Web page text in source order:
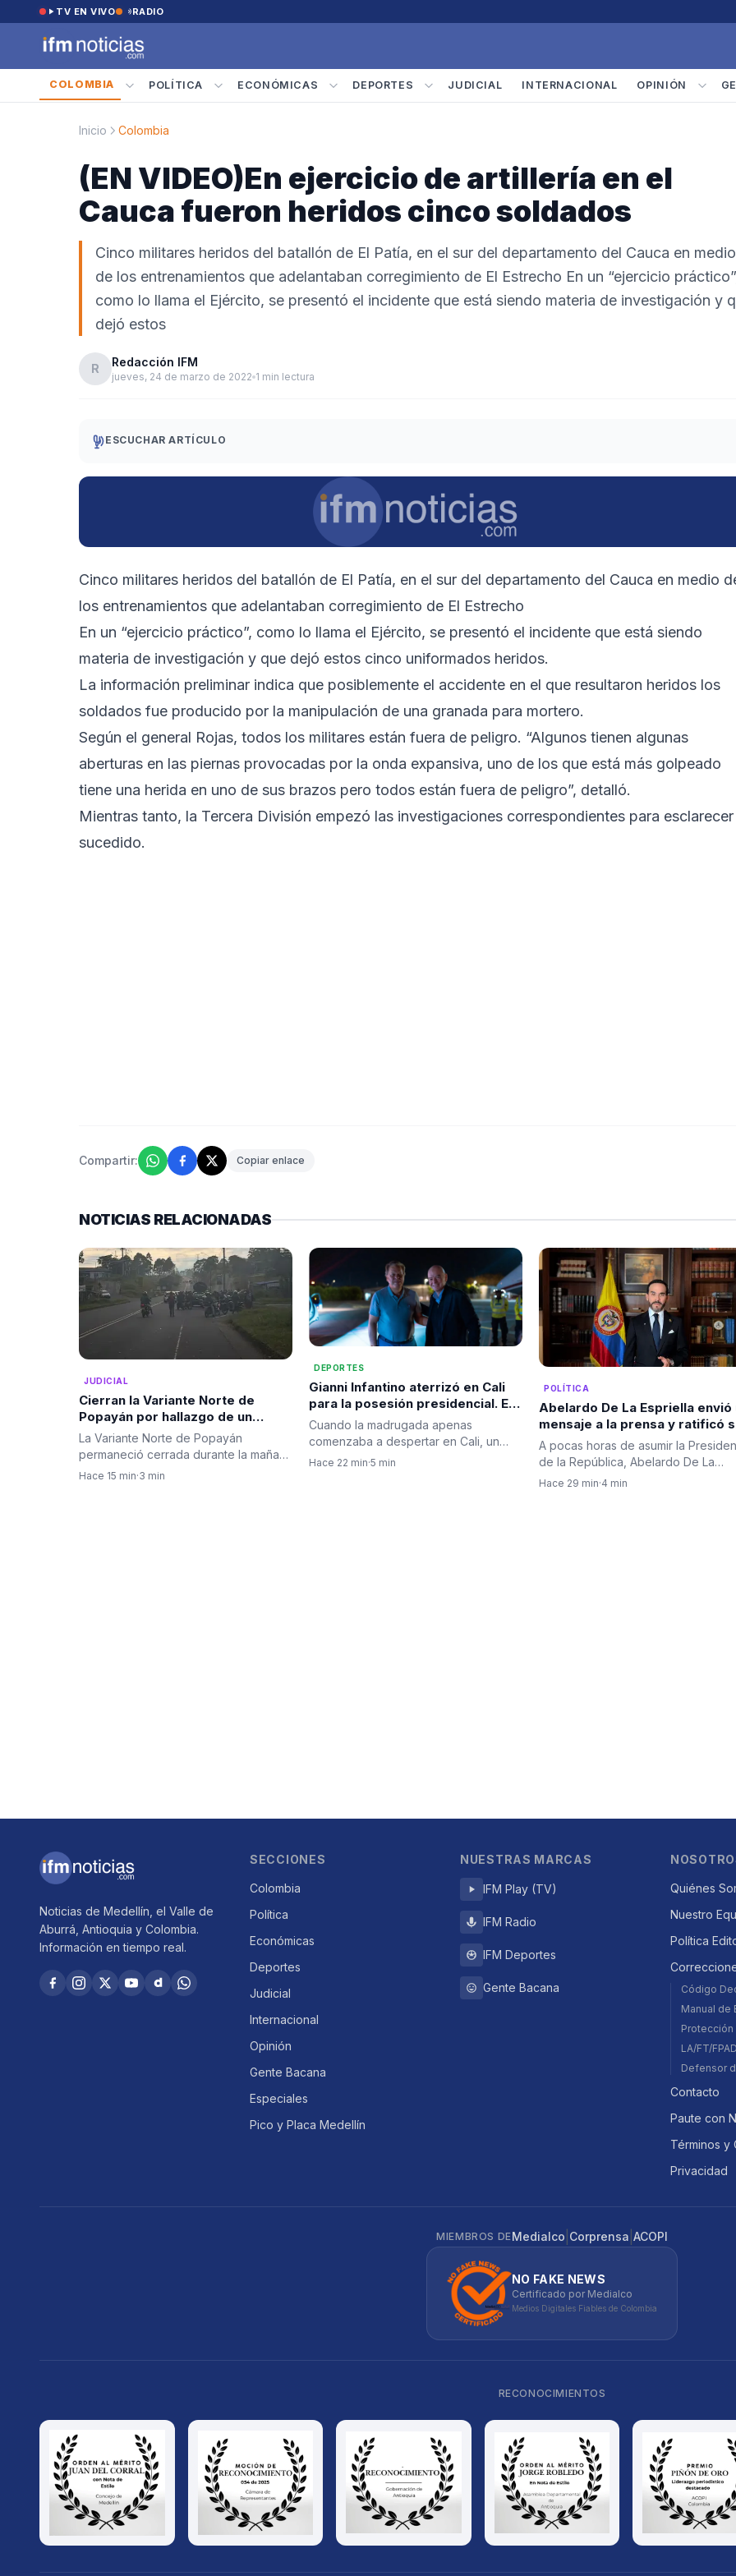
Saltar al contenido
TV EN VIVO RADIO
COLOMBIA POLÍTICA ECONÓMICAS DEPORTES JUDICIAL INTERNACIONAL OPINIÓN
Inicio Colombia
(EN VIDEO)En ejercicio de artillería en el
Cauca fueron heridos cinco soldados
Cinco militares heridos del batallón de El Patía, en el sur del departamento del Cauca en medio
de los entrenamientos que adelantaban corregimiento de El Estrecho En un “ejercicio
como lo llama el Ejército, se presentó el incidente que está siendo materia de investigación y
dejó estos
R Redacción IFM
jueves, 24 de marzo de 2022 1 min lectura
ESCUCHAR ARTÍCULO
Cinco militares heridos del batallón de El Patía, en el sur del departamento del Cauca en medio
los entrenamientos que adelantaban corregimiento de El Estrecho
En un “ejercicio práctico”, como lo llama el Ejército, se presentó el incidente que está siendo
materia de investigación y que dejó estos cinco uniformados heridos.
La información preliminar indica que posiblemente el accidente en el que resultaron heridos los
soldados fue producido por la manipulación de una granada para mortero.
Según el general Rojas, todos los militares están fuera de peligro. “Algunos tienen algunas
aberturas en las piernas provocadas por la onda expansiva, uno de los que está más golpeado
tiene una herida en uno de sus brazos pero todos están fuera de peligro”, detalló.
Mientras tanto, la Tercera División empezó las investigaciones correspondientes para
sucedido.
Compartir: Copiar enlace
NOTICIAS RELACIONADAS
JUDICIAL
Cierran la Variante Norte de
Popayán por hallazgo de un
cilindro sospechoso; autoridades
realizaron destrucción
controlada
La Variante Norte de Popayán
permaneció cerrada durante la mañana
de este viernes 7 de agosto tras…
Hace 15 min·3 min
DEPORTES
Gianni Infantino aterrizó en Cali
para la posesión presidencial. El
fútbol mundial también dijo
presente.
Cuando la madrugada apenas
comenzaba a despertar en Cali, un
avión procedente del exterior
Hace 22 min·5 min
POLÍTICA
Abelardo De La Espriella envió
mensaje a la prensa y ratificó
compromiso con la libertad de
expresión antes de asumir la
Presidencia
A pocas horas de asumir la
de la República, Abelardo De La
Espriella dirigió un mensaje…
Hace 29 min·4 min
Noticias de Medellín, el Valle de
Aburrá, Antioquia y Colombia.
Información en tiempo real.
SECCIONES
Colombia
Política
Económicas
Deportes
Judicial
Internacional
Opinión
Gente Bacana
Especiales
Pico y Placa Medellín
NUESTRAS MARCAS
IFM Play (TV)
IFM Radio
IFM Deportes
Gente Bacana
Quiénes
Nuestro
Política
Código
Manual de
Protección
LA/FT/
Defensor
Contacto
Paute con
Términos y
Privacidad
MIEMBROS DEMedialco Corprensa ACOPI
NO FAKE NEWS
Certificado por Medialco
Medios Digitales Fiables de Colombia
RECONOCIMIENTOS